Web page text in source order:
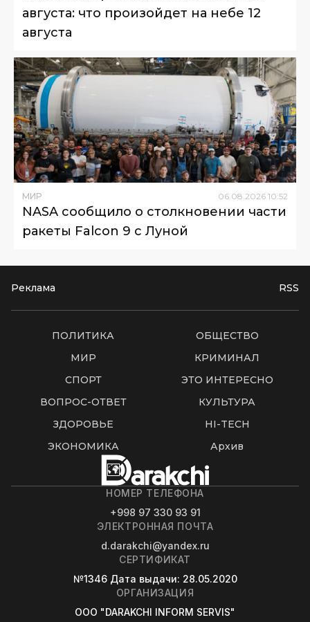
августа: что произойдет на небе 12
августа
МИР 06 08 2026 10:52
NASA сообщило о столкновении части
ракеты Falcon 9 с Луной
Реклама RSS
ПОЛИТИКА
ОБЩЕСТВО
МИР
КРИМИНАЛ
СПОРТ
ЭТО ИНТЕРЕСНО
ВОПРОС-ОТВЕТ
КУЛЬТУРА
ЗДОРОВЬЕ
HI-TECH
ЭКОНОМИКА
Архив
НОМЕР ТЕЛЕФОНА
+998 97 330 93 91
ЭЛЕКТРОННАЯ ПОЧТА
d.darakchi@yandex.ru
СЕРТИФИКАТ
№1346 Дата выдачи: 28.05.2020
ОРГАНИЗАЦИЯ
OOO "DARAKCHI INFORM SERVIS"